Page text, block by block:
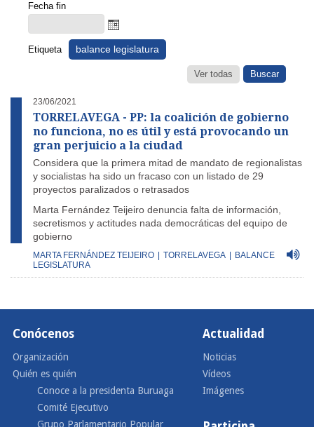
Fecha fin
Etiqueta balance legislatura
Ver todas
23/06/2021
TORRELAVEGA - PP: la coalición de gobierno
no funciona, no es útil y está provocando un
gran perjuicio a la ciudad
Considera que la primera mitad de mandato de regionalistas
y socialistas ha sido un fracaso con un listado de 29
proyectos paralizados o retrasados
Marta Fernández Teijeiro denuncia falta de información,
secretismos y actitudes nada democráticas del equipo de
gobierno
MARTA FERNÁNDEZ TEIJEIRO TORRELAVEGA
BALANCE
LEGISLATURA
Conócenos
Organización
Quién es quién
Conoce a la presidenta Buruaga
Comité Ejecutivo
Grupo Parlamentario Popular
Actualidad
Noticias
Vídeos
Imágenes